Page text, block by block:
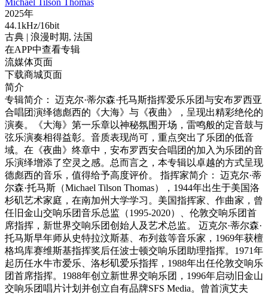
Michael Tilson Thomas
2025年
44.1kHz/16bit
古典 | 浪漫时期, 法国
在APP中查看专辑
流媒体页面
下载商城页面
简介
专辑简介： 迈克尔·蒂尔森·托马斯指挥爱乐乐团与安布罗西亚
合唱团演绎德彪西的《大海》与《夜曲》，呈现出精彩绝伦的
演奏。《大海》第一乐章以神秘氛围开场，雷鸣般的定音鼓与
弦乐演奏相得益彰。音质表现尚可，重点突出了乐团的低音
域。在《夜曲》终章中，安布罗西安合唱团的加入为乐团的音
乐演绎增添了空灵之感。总而言之，本专辑以卓越的方式呈现
德彪西的音乐，值得给予高度评价。 指挥家简介： 迈克尔·蒂
尔森·托马斯（Michael Tilson Thomas），1944年出生于美国洛
杉矶艺术家庭，在南加州大学学习。美国指挥家、作曲家，曾
任旧金山交响乐团音乐总监（1995-2020）、伦敦交响乐团首
席指挥，新世界交响乐团创始人及艺术总监。 迈克尔·蒂尔森·
托马斯早年师从史特拉汶斯基、布列兹等音乐家，1969年获檀
格坞库赛维斯基指挥奖后任波士顿交响乐团助理指挥。1971年
起历任水牛市爱乐、洛杉矶爱乐指挥，1988年出任伦敦交响乐
团首席指挥。1988年创立新世界交响乐团，1996年启动旧金山
交响乐团唱片计划并创立自有品牌SFS Media。曾首演艾夫